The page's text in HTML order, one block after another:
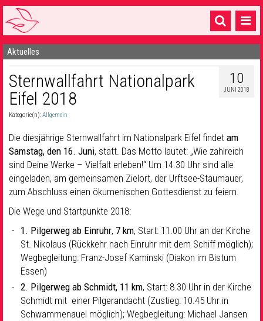
Startseite
1 Pfarrei
16 Gemeinden & mehr
Sakramente & Feste
Gemeinschaft & Soziales
Musik& Kultur
Aktuelles
10
JUNI 2018
Sternwallfahrt Nationalpark
Eifel 2018
Kategorie(n):Allgemein
Die diesjährige Sternwallfahrt im Nationalpark Eifel findet am
Samstag, den 16. Juni, statt. Das Motto lautet: „Wie zahlreich
sind Deine Werke – Vielfalt erleben!“ Um 14.30 Uhr sind alle
eingeladen, am gemeinsamen Zielort, der Urftsee-Staumauer,
zum Abschluss einen ökumenischen Gottesdienst zu feiern.
Die Wege und Startpunkte 2018:
1. Pilgerweg ab Einruhr, 7 km, Start: 11.00 Uhr an der Kirche
St. Nikolaus (Rückkehr nach Einruhr mit dem Schiff möglich);
Wegbegleitung: Franz-Josef Kaminski (Diakon im Bistum
Essen)
2. Pilgerweg ab Schmidt, 11 km, Start: 8.30 Uhr in der Kirche
Schmidt mit einer Pilgerandacht (Zustieg: 10.45 Uhr in
Schwammenauel möglich); Wegbegleitung: Michael Jansen